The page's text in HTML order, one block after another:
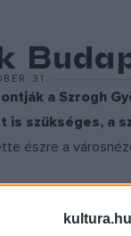
31.
a Szrogh
is szükséges, a
észre a
szerinti
több mint kétezer